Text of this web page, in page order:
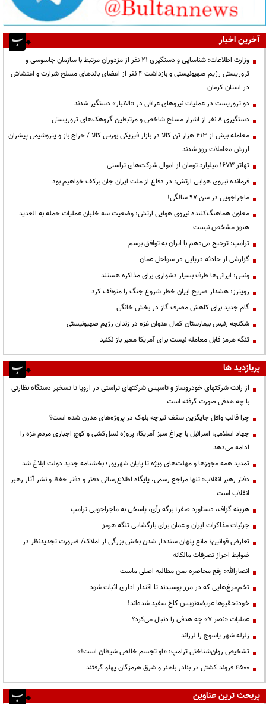
آخرین اخبار
وزارت اطلاعات: شناسایی و دستگیری ۲۱ نفر از مزدوران مرتبط با سازمان جاسوسی و
تروریستی رژیم صهیونیستی و بازداشت ۴ نفر از اعضای باندهای مسلح شرارت و اغتشاش
در استان کرمان
دو تروریست در عملیات نیروهای عراقی در «الانبار» دستگیر شدند
دستگیری ۸ نفر از اشرار مسلح شاخص و مرتبطین گروهک‌های تروریستی
معامله بیش از ۴۱۳ هزار تن کالا در بازار فیزیکی بورس کالا / حراج باز و پتروشیمی پیشران
ارزش معاملات روز شدند
تهاتر ۱۶۷۳ میلیارد تومان از اموال شرکت‌های تراستی
فرمانده نیروی هوایی ارتش: در دفاع از ملت ایران جان برکف خواهیم بود
ماجراجویی در سن ۹۷ سالگی!
معاون هماهنگ‌کننده نیروی هوایی ارتش: وضعیت سه خلبان عملیات حمله به العدید
هنوز مشخص نیست
ترامپ: ترجیح می‌دهم با ایران به توافق برسم
گزارشی از حادثه دریایی در سواحل عمان
ونس: ایرانی‌ها طرف بسیار دشواری برای مذاکره هستند
رویترز: هشدار صریح ایران خطر شروع جنگ را متوقف کرد
گام جدید برای کاهش مصرف گاز در بخش خانگی
شکنجه رئیس بیمارستان کمال عدوان غزه در زندان رژیم صهیونیستی
تنگه هرمز قابل معامله نیست برای آمریکا معبر باز نکنید
پربازدید ها
از رانت‌ شرکتهای خودروساز و تاسیس شرکتهای تراستی در اروپا تا تسخیر دستگاه نظارتی
با چه هدفی صورت گرفته است
چرا قالب وافل جایگزین سقف تیرچه بلوک در پروژه‌های مدرن شده است؟
جهاد اسلامی: اسرائیل با چراغ سبز آمریکا، پروژه نسل‌کشی و کوچ اجباری مردم غزه را
ادامه می‌دهد
تمدید همه مجوزها و مهلت‌های ویژه تا پایان شهریور؛ بخشنامه جدید دولت ابلاغ شد
دفتر رهبر انقلاب: تنها مراجع رسمی، پایگاه اطلاع‌رسانی دفتر و دفتر حفظ و نشر آثار رهبر
انقلاب است
هزینه گزاف، دستاورد صفر؛ برگه رأی، پاسخی به ماجراجویی ترامپ
جزئیات مذاکرات ایران و عمان برای بازگشایی تنگه هرمز
تعارض قوانین؛ مانع پنهان سنددار شدن بخش بزرگی از املاک/ ضرورت تجدیدنظر در
ضوابط احراز تصرفات مالکانه
انصارالله: رفع محاصره یمن مطالبه اصلی ماست
تخم‌مرغ‌هایی که در مرز پوسیدند تا اقتدار اداری اثبات شود
خودتحقیرها عریضه‌نویس کاخ سفید شده‌اند!
عملیات «نصر ۷» چه هدفی را دنبال می‌کرد؟
زلزله شهر یاسوج را لرزاند
تشخیص روان‌شناختی ترامپ: «او تجسم خالص شیطان است!»
۴۵۰۰ فروند کشتی در بنادر باهنر و شرق هرمزگان پهلو گرفتند
پربحث ترین عناوین